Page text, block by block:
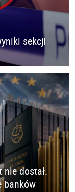
sekcji
dostał.
banków